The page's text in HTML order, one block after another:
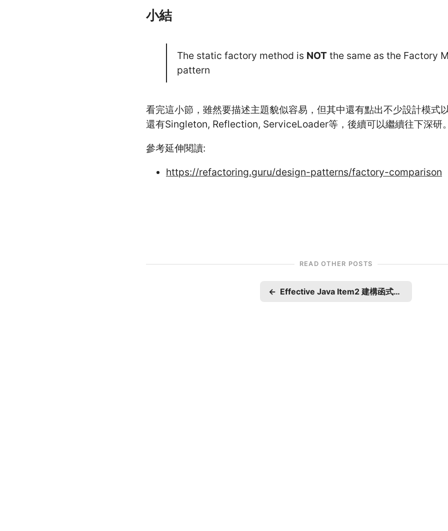
小結
The static factory method is NOT the same as the Factory
pattern
看完這小節，雖然要描述主題貌似容易，但其中還有點出不少設計模式
還有Singleton, Reflection, ServiceLoader等，後續可以繼續往下深研。
參考延伸閱讀:
https://refactoring.guru/design-patterns/factory-comparison
READ OTHER POSTS
← Effective Java Item2 建構函式參數過多可考慮使用建造器